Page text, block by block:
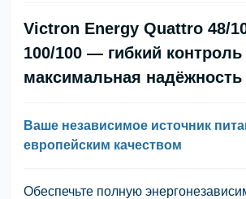
Victron Energy Quattro 48/
100/100 — гибкий контроль
максимальная надёжность
Ваше независимое источник
европейским качеством
Обеспечьте полную